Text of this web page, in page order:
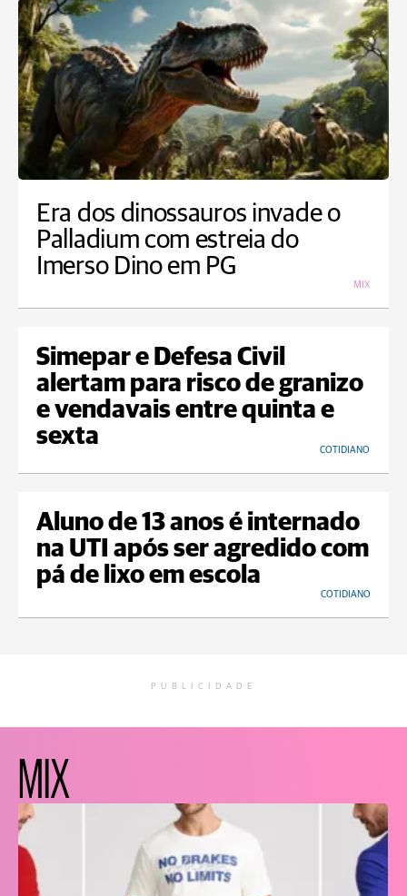
Era dos dinossauros invade o
Palladium com estreia do
Imerso Dino em PG
MIX
Simepar e Defesa Civil
alertam para risco de granizo
e vendavais entre quinta e
sexta
COTIDIANO
Aluno de 13 anos é internado
na UTI após ser agredido com
pá de lixo em escola
COTIDIANO
PUBLICIDADE
MIX